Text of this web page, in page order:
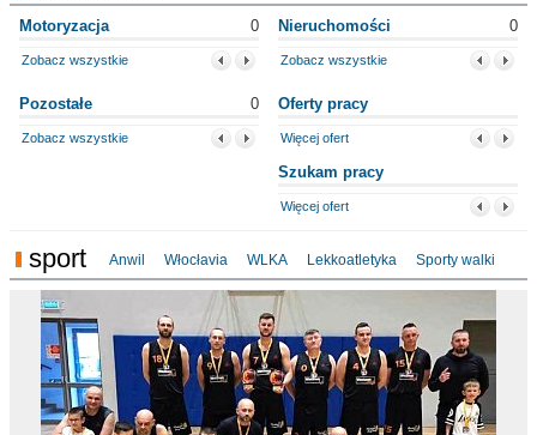
Motoryzacja 0
Zobacz wszystkie
Nieruchomości 0
Zobacz wszystkie
Pozostałe 0
Zobacz wszystkie
Oferty pracy
Więcej ofert
Szukam pracy
Więcej ofert
sport Anwil Włocłavia WLKA Lekkoatletyka Sporty walki